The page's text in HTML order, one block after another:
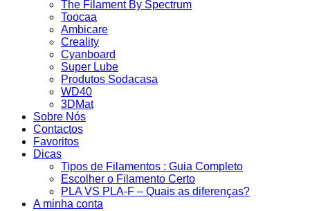
The Filament By Spectrum
Toocaa
Ambicare
Creality
Cyanboard
Super Lube
Produtos Sodacasa
WD40
3DMat
Sobre Nós
Contactos
Favoritos
Dicas
Tipos de Filamentos : Guia Completo
Escolher o Filamento Certo
PLA VS PLA-F – Quais as diferenças?
A minha conta